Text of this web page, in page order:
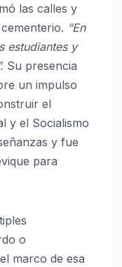
las calles y
“En
estudiantes y
Su presencia
un impulso
el
y el Socialismo
y fue
para
o
marco de esa